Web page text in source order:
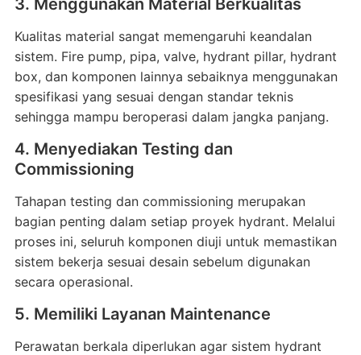
3. Menggunakan Material Berkualitas
Kualitas material sangat memengaruhi keandalan
sistem. Fire pump, pipa, valve, hydrant pillar, hydrant
box, dan komponen lainnya sebaiknya menggunakan
spesifikasi yang sesuai dengan standar teknis
sehingga mampu beroperasi dalam jangka panjang.
4. Menyediakan Testing dan
Commissioning
Tahapan testing dan commissioning merupakan
bagian penting dalam setiap proyek hydrant. Melalui
proses ini, seluruh komponen diuji untuk memastikan
sistem bekerja sesuai desain sebelum digunakan
secara operasional.
5. Memiliki Layanan Maintenance
Perawatan berkala diperlukan agar sistem hydrant